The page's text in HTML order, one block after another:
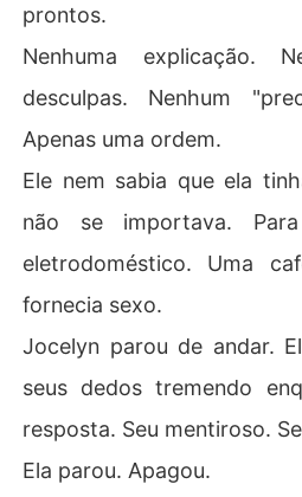
prontos.
Nenhuma explicação.
desculpas. Nenhum
Apenas uma ordem.
Ele nem sabia que ela
não se importava.
eletrodoméstico. Uma
fornecia sexo.
Jocelyn parou de andar.
seus dedos tremendo
resposta. Seu mentiroso.
Ela parou. Apagou.